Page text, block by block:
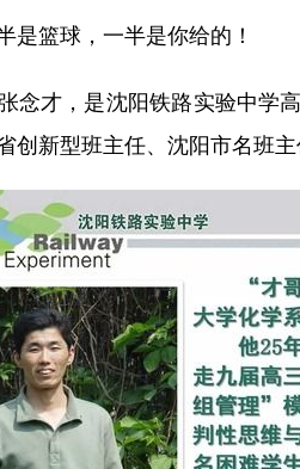
篮球，一半是你给的！
才，是沈阳铁路实验中学高
创新型班主任、沈阳市名班